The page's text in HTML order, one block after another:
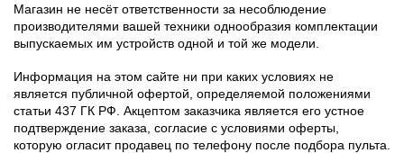
Магазин не несёт ответственности за несоблюдение
производителями вашей техники однообразия комплектации
выпускаемых им устройств одной и той же модели.
Информация на этом сайте ни при каких условиях не
является публичной офертой, определяемой положениями
статьи 437 ГК РФ. Акцептом заказчика является его устное
подтверждение заказа, согласие с условиями оферты,
которую огласит продавец по телефону после подбора пульта.